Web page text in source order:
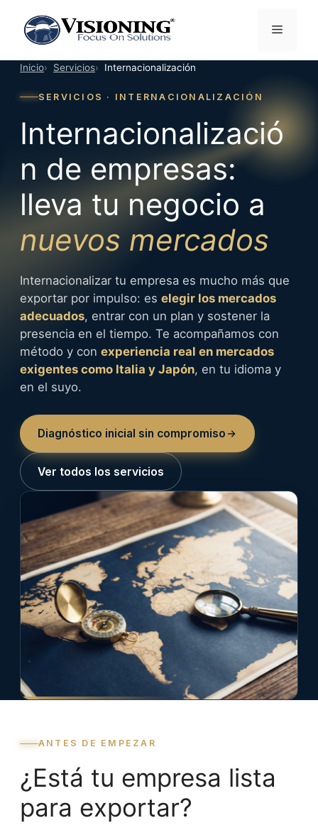
contenido
Menú
Inicio Servicios Internacionalización
SERVICIOS · INTERNACIONALIZACIÓN
Internacionalizació
n de empresas:
lleva tu negocio a
nuevos mercados
Internacionalizar tu empresa es mucho más que
exportar por impulso: es elegir los mercados
adecuados, entrar con un plan y sostener la
presencia en el tiempo. Te acompañamos con
método y con experiencia real en mercados
exigentes como Italia y Japón, en tu idioma y
en el suyo.
Diagnóstico inicial sin compromiso
Ver todos los servicios
ANTES DE EMPEZAR
¿Está tu empresa lista
para exportar?